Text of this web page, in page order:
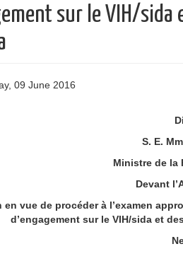
sur le VIH/
09 June 2016
S. E.
Ministre de la
Devant
en vue de procéder à l’examen
d’engagement sur le VIH/sida et